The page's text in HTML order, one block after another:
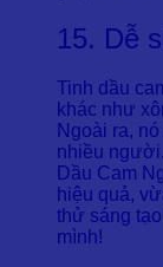
15. Dễ
Tinh dầu
khác như
Ngoài ra,
nhiều
Dầu Cam
hiệu quả,
thử sáng
mình!